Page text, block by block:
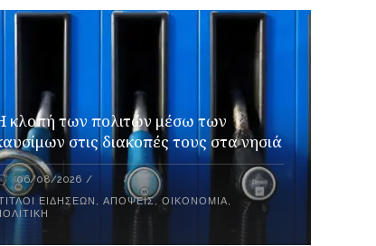
κλοπή των πολιτών μέσω των
στις διακοπές τους στα νησιά
06/08/2026
ΕΙΔΉΣΕΩΝ ,ΑΠΌΨΕΙΣ,ΟΙΚΟΝΟΜΊΑ,